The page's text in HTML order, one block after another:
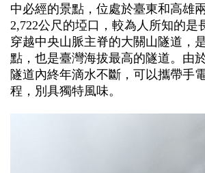
中必經的景點，位處於臺東和高雄
2,722公尺的埡口，較為人所知的是
穿越中央山脈主脊的大關山隧道，
點，也是臺灣海拔最高的隧道。由
隧道內終年滴水不斷，可以攜帶手
程，別具獨特風味。